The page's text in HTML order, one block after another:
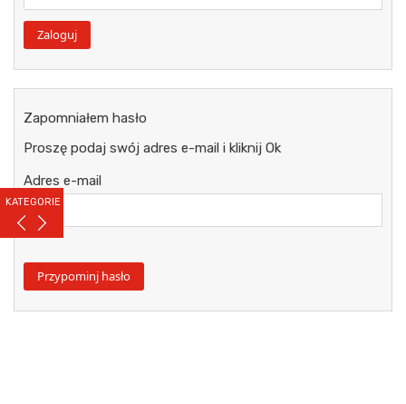
KATEGORIE
Zapomniałem hasło
Proszę podaj swój adres e-mail i kliknij Ok
Adres e-mail